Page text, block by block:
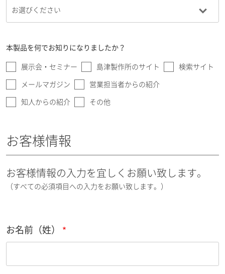
本製品を何でお知りになりましたか？
展示会・セミナー 島津製作所のサイト 検索サイト
メールマガジン 営業担当者からの紹介
知人からの紹介 その他
お客様情報
お客様情報の入力を宜しくお願い致します。
（すべての必須項目への入力をお願い致します。）
お名前（姓）